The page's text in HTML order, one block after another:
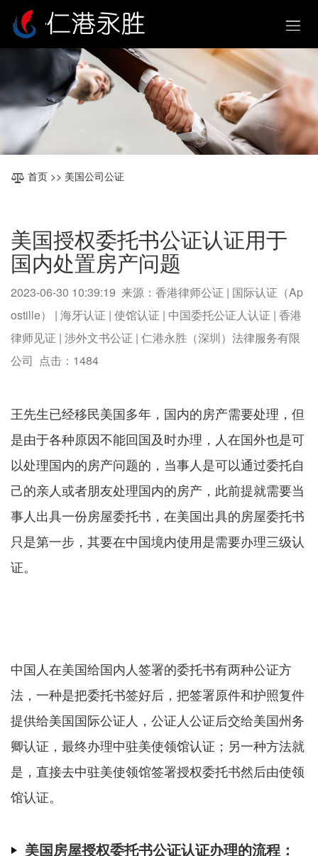
首页 >> 美国公司公证
美国授权委托书公证认证用于
国内处置房产问题
2023-06-30 10:39:19 来源：香港律师公证 | 国际认证（Ap
ostille） | 海牙认证 | 使馆认证 | 中国委托公证人认证 | 香港
律师见证 | 涉外文书公证 | 仁港永胜（深圳）法律服务有限
公司 点击： 1484
王先生已经移民美国多年，国内的房产需要处理，但
是由于各种原因不能回国及时办理，人在国外也是可
以处理国内的房产问题的，当事人是可以通过委托自
己的亲人或者朋友处理国内的房产，此前提就需要当
事人出具一份房屋委托书，在美国出具的房屋委托书
只是第一步，其要在中国境内使用是需要办理三级认
证。
中国人在美国给国内人签署的委托书有两种公证方
法，一种是把委托书签好后，把签署原件和护照复件
提供给美国国际公证人，公证人公证后交给美国州务
卿认证，最终办理中驻美使领馆认证；另一种方法就
是，直接去中驻美使领馆签署授权委托书然后由使领
馆认证。
美国房屋授权委托书公证认证办理的流程：